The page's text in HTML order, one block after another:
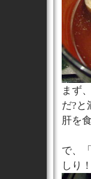
まず
だ?と
肝を
で、
しり！